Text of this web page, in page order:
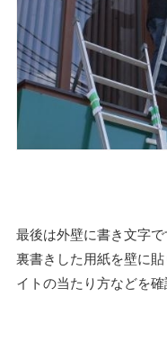
最後は外壁に書き文字で
裏書きした用紙を壁に
イトの当たり方などを確